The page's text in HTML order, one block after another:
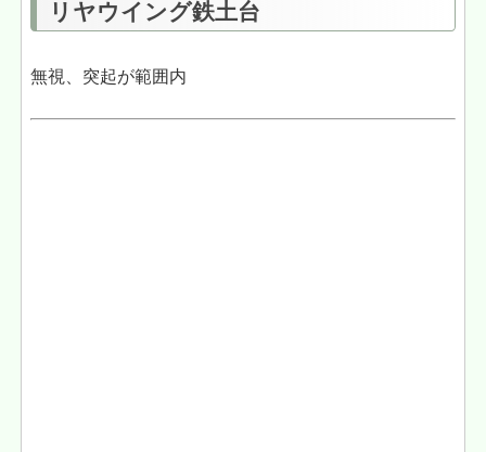
リヤウイング鉄土台
無視、突起が範囲内